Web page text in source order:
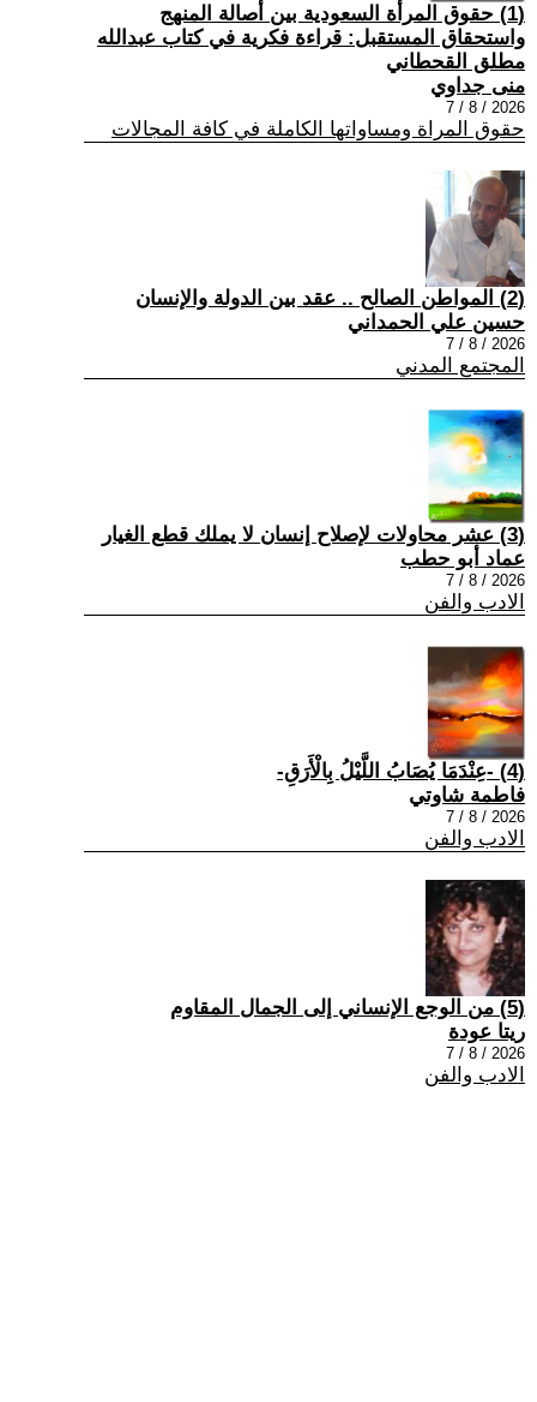
(1) حقوق المرأة السعودية بين أصالة المنهج
واستحقاق المستقبل: قراءة فكرية في كتاب عبدالله
مطلق القحطاني
منى جداوي
2026 / 8 / 7
حقوق المراة ومساواتها الكاملة في كافة المجالات
(2) المواطن الصالح .. عقد بين الدولة والإنسان
حسين علي الحمداني
2026 / 8 / 7
المجتمع المدني
(3) عشر محاولات لإصلاح إنسان لا يملك قطع الغيار
عماد أبو حطب
2026 / 8 / 7
الادب والفن
(4) -عِنْدَمَا يُصَابُ اللَّيْلُ بِالْأَرَقِ-
فاطمة شاوتي
2026 / 8 / 7
الادب والفن
(5) من الوجع الإنساني إلى الجمال المقاوم
ريتا عودة
2026 / 8 / 7
الادب والفن